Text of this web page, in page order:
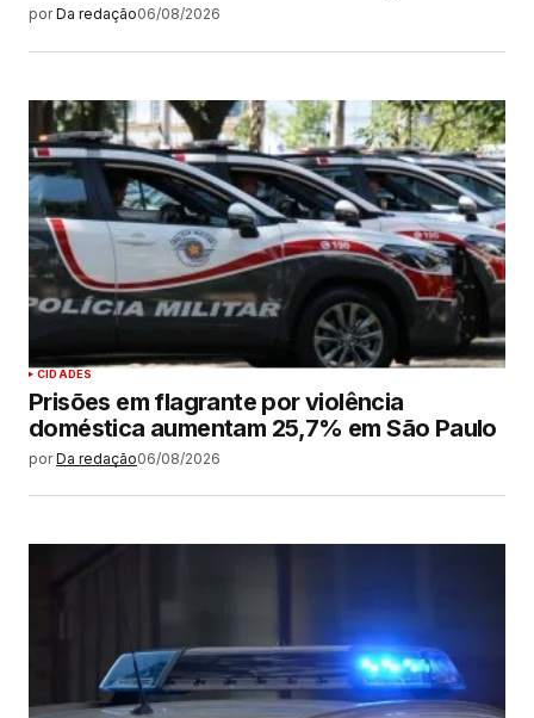
por Da redação06/08/2026
CIDADES
Prisões em flagrante por violência
doméstica aumentam 25,7% em São Paulo
por Da redação06/08/2026